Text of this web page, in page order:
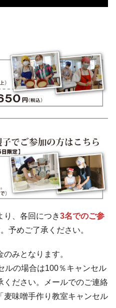
り、各回につき3名でのご参
予めご了承ください。
みとなります。
の場合は100％キャンセル
ください。メールでのご連絡
麦味噌手作り教室キャンセル